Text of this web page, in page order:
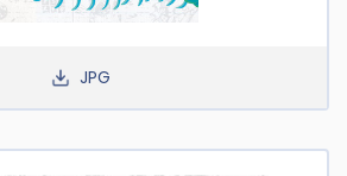
JPG